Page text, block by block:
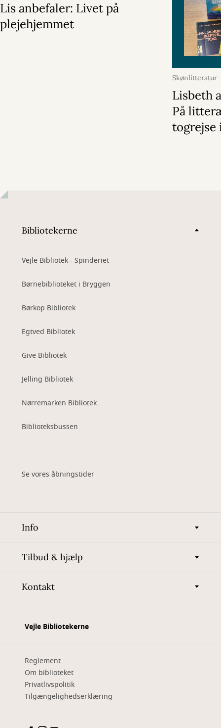
Lis anbefaler: Livet på
plejehjemmet
Skønlitteratur
Lisbeth
På
togrejse
Bibliotekerne
Vejle Bibliotek - Spinderiet
Børnebiblioteket i Bryggen
Børkop Bibliotek
Egtved Bibliotek
Give Bibliotek
Jelling Bibliotek
Nørremarken Bibliotek
Biblioteksbussen
Se vores åbningstider
Info
Tilbud & hjælp
Kontakt
Vejle Bibliotekerne
Reglement
Om biblioteket
Privatlivspolitik
Tilgængelighedserklæring